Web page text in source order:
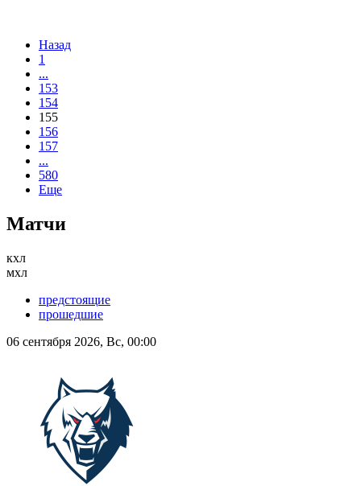
Назад
1
...
153
154
155
156
157
...
580
Еще
Матчи
кхл
мхл
предстоящие
прошедшие
06 сентября 2026, Вс, 00:00